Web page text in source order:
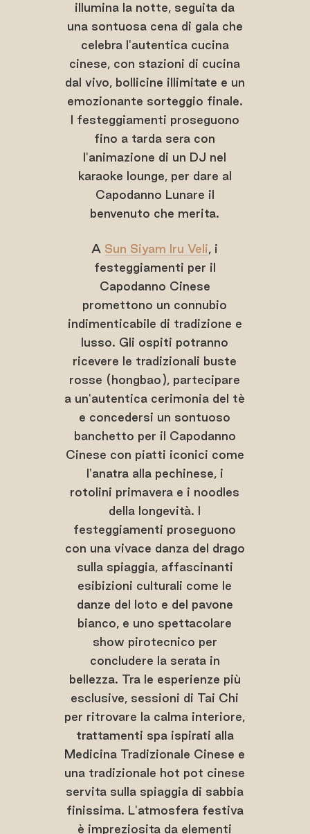
illumina la notte, seguita da
una sontuosa cena di gala che
celebra l'autentica cucina
cinese, con stazioni di cucina
dal vivo, bollicine illimitate e un
emozionante sorteggio finale.
I festeggiamenti proseguono
fino a tarda sera con
l'animazione di un DJ nel
karaoke lounge, per dare al
Capodanno Lunare il
benvenuto che merita.
A Sun Siyam Iru Veli , i
festeggiamenti per il
Capodanno Cinese
promettono un connubio
indimenticabile di tradizione e
lusso. Gli ospiti potranno
ricevere le tradizionali buste
rosse (hongbao), partecipare
a un'autentica cerimonia del tè
e concedersi un sontuoso
banchetto per il Capodanno
Cinese con piatti iconici come
l'anatra alla pechinese, i
rotolini primavera e i noodles
della longevità. I
festeggiamenti proseguono
con una vivace danza del drago
sulla spiaggia, affascinanti
esibizioni culturali come le
danze del loto e del pavone
bianco, e uno spettacolare
show pirotecnico per
concludere la serata in
bellezza. Tra le esperienze più
esclusive, sessioni di Tai Chi
per ritrovare la calma interiore,
trattamenti spa ispirati alla
Medicina Tradizionale Cinese e
una tradizionale hot pot cinese
servita sulla spiaggia di sabbia
finissima. L'atmosfera festiva
è impreziosita da elementi